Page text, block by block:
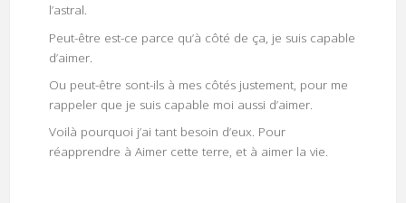
l’astral.
Peut-être est-ce parce qu’à côté de ça, je suis capable
d’aimer.
Ou peut-être sont-ils à mes côtés justement, pour me
rappeler que je suis capable moi aussi d’aimer.
Voilà pourquoi j’ai tant besoin d’eux. Pour
réapprendre à Aimer cette terre, et à aimer la vie.